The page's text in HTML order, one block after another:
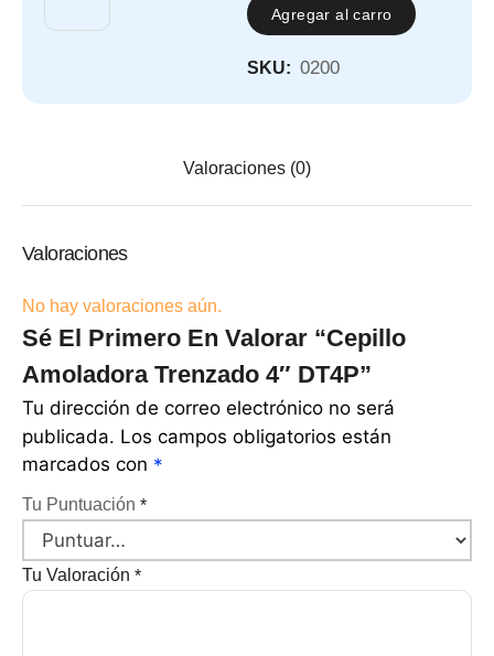
Agregar al carro
SKU: 0200
Valoraciones (0)
Valoraciones
No hay valoraciones aún.
Sé El Primero En Valorar “Cepillo
Amoladora Trenzado 4″ DT4P”
Tu dirección de correo electrónico no será
publicada. Los campos obligatorios están
marcados con *
Tu Puntuación *
Tu Valoración *